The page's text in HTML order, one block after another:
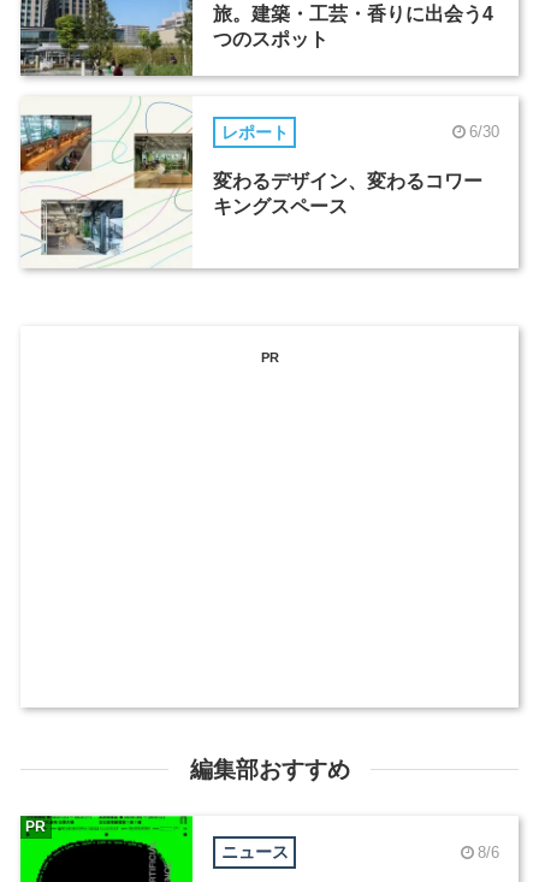
旅。建築・工芸・香りに出会う4
つのスポット
レポート 6/30
変わるデザイン、変わるコワー
キングスペース
PR
編集部おすすめ
ニュース 8/6
PR